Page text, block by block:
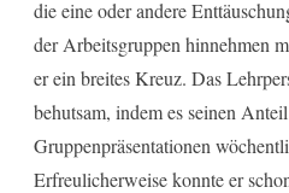
die eine oder andere
der Arbeitsgruppen hinnehmen
er ein breites Kreuz. Das
behutsam, indem es seinen
Gruppenpräsentationen
Erfreulicherweise konnte er